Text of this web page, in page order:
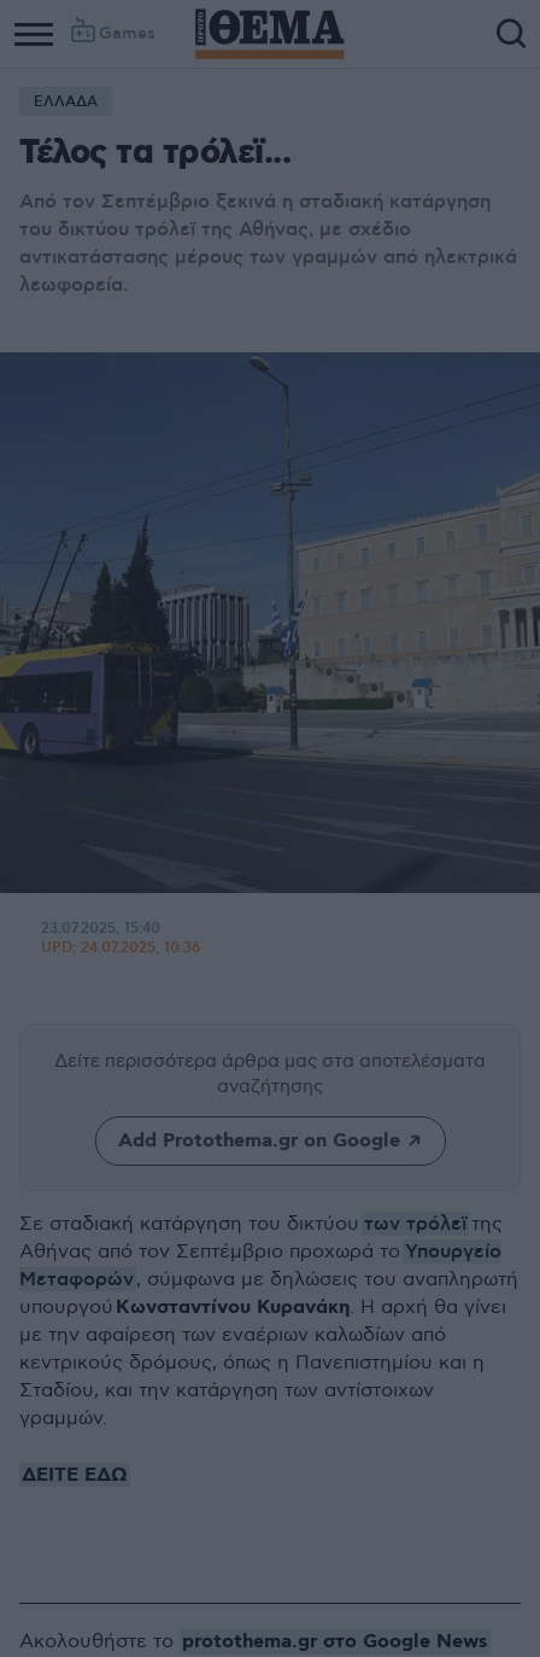
Games
ΕΛΛΑΔΑ
Τέλος τα τρόλεϊ...
Από τον Σεπτέμβριο ξεκινά η σταδιακή κατάργηση
του δικτύου τρόλεϊ της Αθήνας, με σχέδιο
αντικατάστασης μέρους των γραμμών από ηλεκτρικά
λεωφορεία.
23.07.2025, 15:40
UPD: 24.07.2025, 10:36
Δείτε περισσότερα άρθρα μας στα αποτελέσματα
αναζήτησης
Add Protothema.gr on Google
Σε σταδιακή κατάργηση του δικτύου των τρόλεϊ της
Αθήνας από τον Σεπτέμβριο προχωρά το Υπουργείο
Μεταφορών, σύμφωνα με δηλώσεις του αναπληρωτή
υπουργού Κωνσταντίνου Κυρανάκη. Η αρχή θα γίνει
με την αφαίρεση των εναέριων καλωδίων από
κεντρικούς δρόμους, όπως η Πανεπιστημίου και η
Σταδίου, και την κατάργηση των αντίστοιχων
γραμμών.
ΔΕΙΤΕ ΕΔΩ
Ακολουθήστε το protothema.gr στο Google News